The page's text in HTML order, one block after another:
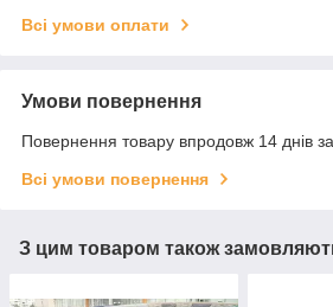
Всі умови оплати
Умови повернення
Повернення товару впродовж 14 днів
Всі умови повернення
З цим товаром також